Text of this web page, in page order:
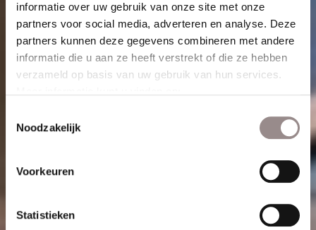
informatie over uw gebruik van onze site met onze
partners voor social media, adverteren en analyse. Deze
partners kunnen deze gegevens combineren met andere
informatie die u aan ze heeft verstrekt of die ze hebben
verzameld op basis van uw gebruik van hun services.
Noodzakelijk
Voorkeuren
Statistieken